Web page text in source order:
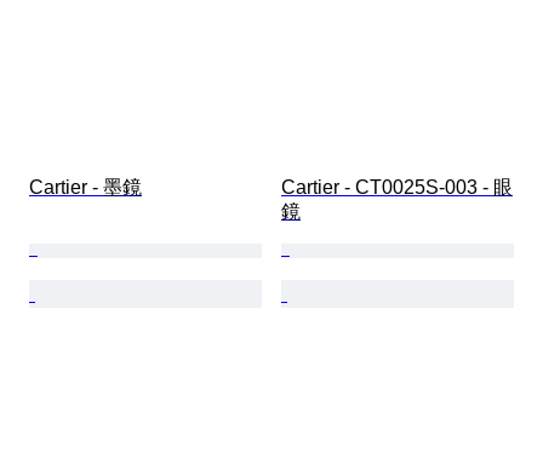
Cartier - 墨鏡
Cartier - CT0025S-003 - 眼
鏡